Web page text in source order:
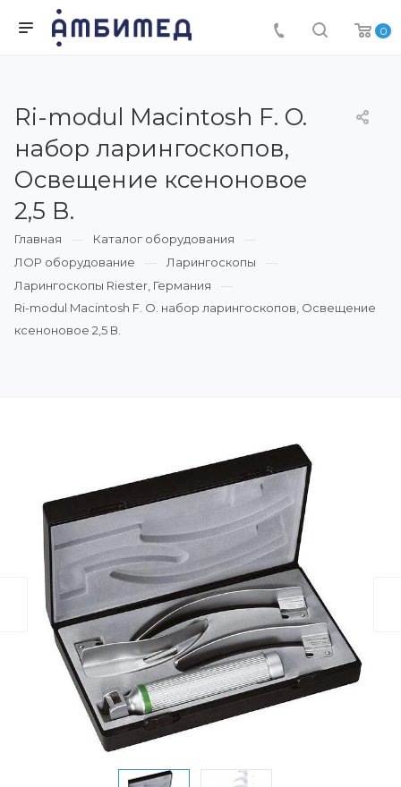
0
Ri-modul Macintosh F. O.
набор ларингоскопов,
Освещение ксеноновое
2,5 В.
Главная
Каталог оборудования
ЛОР оборудование
Ларингоскопы
Ларингоскопы Riester, Германия
Ri-modul Macintosh F. O. набор ларингоскопов, Освещение
ксеноновое 2,5 В.